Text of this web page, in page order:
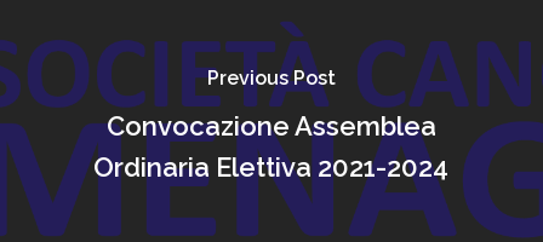
Previous Post
Convocazione Assemblea
Ordinaria Elettiva 2021-2024